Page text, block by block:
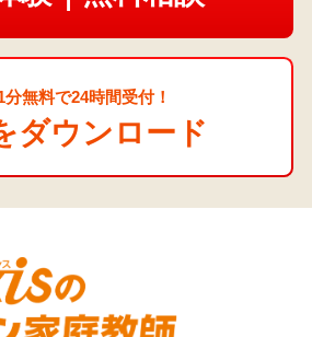
分無料で24時間受付！
ダウンロード